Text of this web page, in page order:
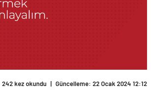
242 kez okundu | Güncelleme: 22 Ocak 2024 12:12